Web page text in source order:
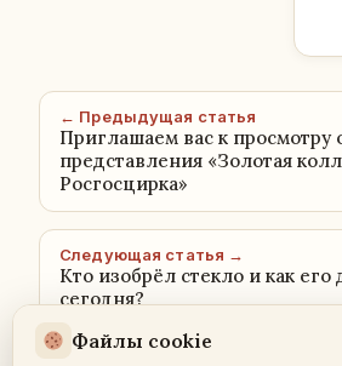
← Предыдущая статья
Приглашаем вас к просмотру
представления «Золотая
Росгосцирка»
Следующая статья →
Кто изобрёл стекло и как его
сегодня?
Файлы cookie